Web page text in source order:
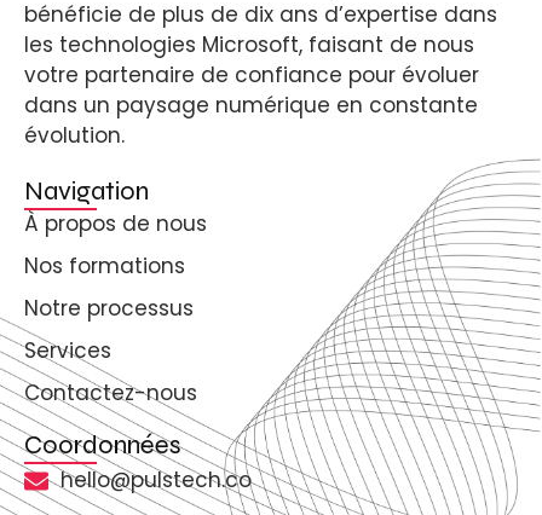
bénéficie de plus de dix ans d’expertise dans
les technologies Microsoft, faisant de nous
votre partenaire de confiance pour évoluer
dans un paysage numérique en constante
évolution.
Navigation
À propos de nous
Nos formations
Notre processus
Services
Contactez-nous
Coordonnées
hello@pulstech.co